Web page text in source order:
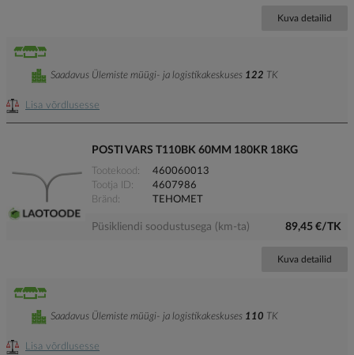
Kuva detailid
Lisa võrdlusesse
Saadavus Ülemiste müügi- ja logistikakeskuses 122 TK
POSTI VARS T110BK 60MM 180KR 18KG
Tootekood
460060013
Tootja ID
4607986
Bränd
TEHOMET
Püsikliendi soodustusega (km-ta) 89,45 €/TK
Kuva detailid
Lisa võrdlusesse
Saadavus Ülemiste müügi- ja logistikakeskuses 110 TK